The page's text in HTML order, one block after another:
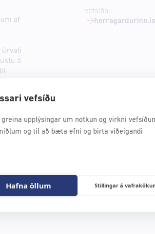
vefsíðu
upplýsingar um notkun og virkni
og til að bæta efni og birta viðeigandi
Hafna öllum Stillingar á
af
úrvali
á
Vefsíða
herragardurinn.is